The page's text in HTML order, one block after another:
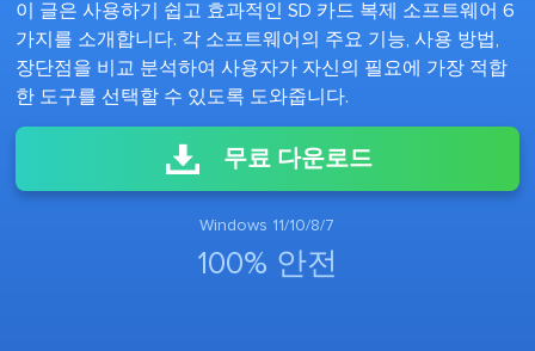
이 글은 사용하기 쉽고 효과적인 SD 카드 복제 소프트웨어 6
가지를 소개합니다. 각 소프트웨어의 주요 기능, 사용 방법,
장단점을 비교 분석하여 사용자가 자신의 필요에 가장 적합
한 도구를 선택할 수 있도록 도와줍니다.
무료 다운로드
Windows 11/10/8/7
100% 안전